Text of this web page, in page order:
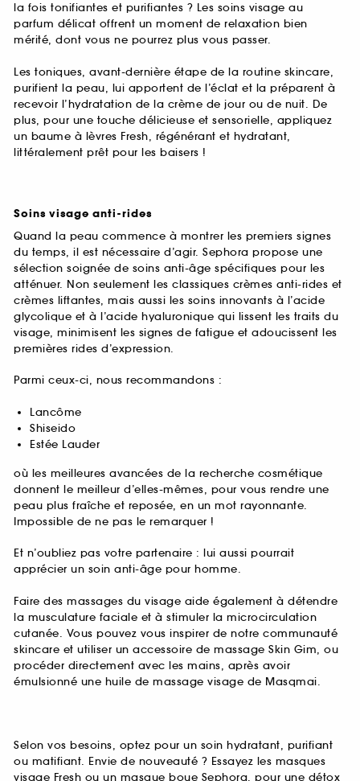
la fois tonifiantes et purifiantes ? Les soins visage au
parfum délicat offrent un moment de relaxation bien
mérité, dont vous ne pourrez plus vous passer.
Les toniques, avant-dernière étape de la routine skincare,
purifient la peau, lui apportent de l’éclat et la préparent à
recevoir l’hydratation de la crème de jour ou de nuit. De
plus, pour une touche délicieuse et sensorielle, appliquez
un baume à lèvres Fresh, régénérant et hydratant,
littéralement prêt pour les baisers !
Soins visage anti-rides
Quand la peau commence à montrer les premiers signes
du temps, il est nécessaire d’agir. Sephora propose une
sélection soignée de soins anti-âge spécifiques pour les
atténuer. Non seulement les classiques crèmes anti-rides et
crèmes liftantes, mais aussi les soins innovants à l’acide
glycolique et à l’acide hyaluronique qui lissent les traits du
visage, minimisent les signes de fatigue et adoucissent les
premières rides d’expression.
Parmi ceux-ci, nous recommandons :
Lancôme
Shiseido
Estée Lauder
où les meilleures avancées de la recherche cosmétique
donnent le meilleur d’elles-mêmes, pour vous rendre une
peau plus fraîche et reposée, en un mot rayonnante.
Impossible de ne pas le remarquer !
Et n’oubliez pas votre partenaire : lui aussi pourrait
apprécier un soin anti-âge pour homme.
Faire des massages du visage aide également à détendre
la musculature faciale et à stimuler la microcirculation
cutanée. Vous pouvez vous inspirer de notre communauté
skincare et utiliser un accessoire de massage Skin Gim, ou
procéder directement avec les mains, après avoir
émulsionné une huile de massage visage de Masqmai.
Selon vos besoins, optez pour un soin hydratant, purifiant
ou matifiant. Envie de nouveauté ? Essayez les masques
visage Fresh ou un masque boue Sephora, pour une détox